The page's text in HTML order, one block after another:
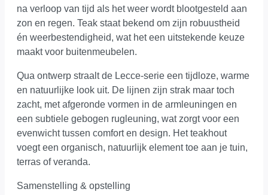
na verloop van tijd als het weer wordt blootgesteld aan
zon en regen. Teak staat bekend om zijn robuustheid
én weerbestendigheid, wat het een uitstekende keuze
maakt voor buitenmeubelen.
Qua ontwerp straalt de Lecce-serie een tijdloze, warme
en natuurlijke look uit. De lijnen zijn strak maar toch
zacht, met afgeronde vormen in de armleuningen en
een subtiele gebogen rugleuning, wat zorgt voor een
evenwicht tussen comfort en design. Het teakhout
voegt een organisch, natuurlijk element toe aan je tuin,
terras of veranda.
Samenstelling & opstelling